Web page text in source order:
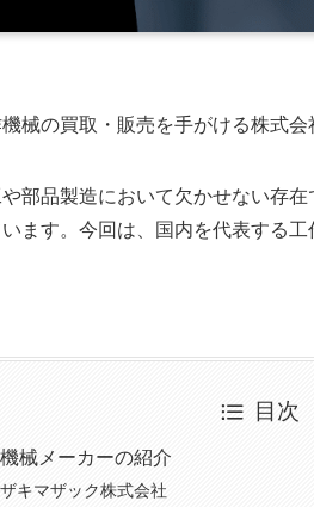
械の買取・販売を手がける株式会
部品製造において欠かせない存
ます。今回は、国内を代表する
目次
械メーカーの紹介
キマザック株式会社